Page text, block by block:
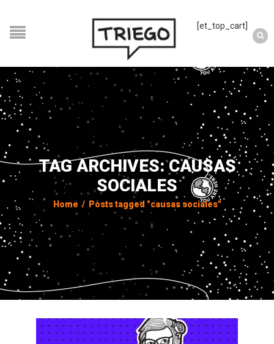
[et_top_cart]
TAG ARCHIVES: CAUSAS
SOCIALES
Home / Posts tagged "causas sociales"